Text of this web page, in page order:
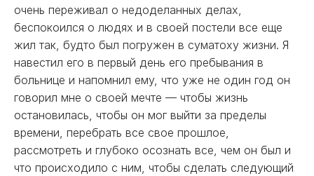
очень переживал о недоделанных делах,
беспокоился о людях и в своей постели все еще
жил так, будто был погружен в суматоху жизни. Я
навестил его в первый день его пребывания в
больнице и напомнил ему, что уже не один год он
говорил мне о своей мечте — чтобы жизнь
остановилась, чтобы он мог выйти за пределы
времени, перебрать все свое прошлое,
рассмотреть и глубоко осознать все, чем он был и
что происходило с ним, чтобы сделать следующий